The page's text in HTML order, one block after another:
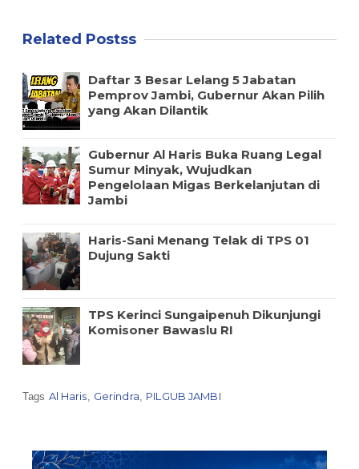
Related Postss
Daftar 3 Besar Lelang 5 Jabatan
Pemprov Jambi, Gubernur Akan Pilih
yang Akan Dilantik
Gubernur Al Haris Buka Ruang Legal
Sumur Minyak, Wujudkan
Pengelolaan Migas Berkelanjutan di
Jambi
Haris-Sani Menang Telak di TPS 01
Dujung Sakti
TPS Kerinci Sungaipenuh Dikunjungi
Komisoner Bawaslu RI
Tags Al Haris Gerindra PILGUB JAMBI